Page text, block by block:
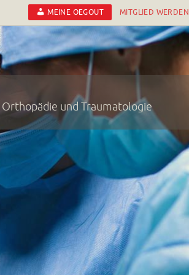
MEINE OEGOUT MITGLIED WERDEN
und Traumatologie